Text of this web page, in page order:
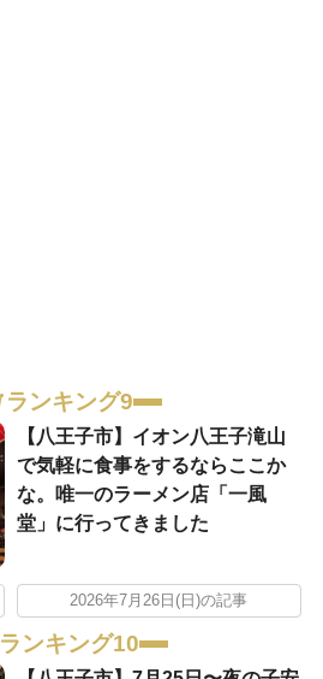
ランキング9
【八王子市】イオン八王子滝山
で気軽に食事をするならここか
な。唯一のラーメン店「一風
堂」に行ってきました
2026年7月26日(日)の記事
ランキング10